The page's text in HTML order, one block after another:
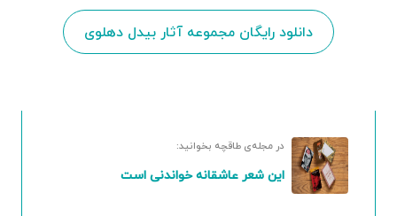
دانلود رایگان مجموعه آثار بیدل دهلوی
در مجله‌ی طاقچه بخوانید:
این شعر عاشقانه خواندنی است